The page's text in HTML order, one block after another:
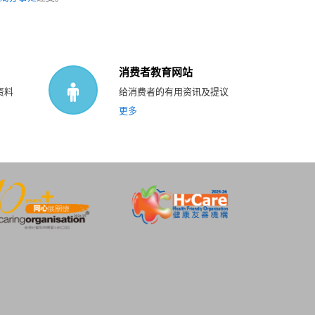
料
消费者教育网站
给消费者的有用资讯及提议
更多